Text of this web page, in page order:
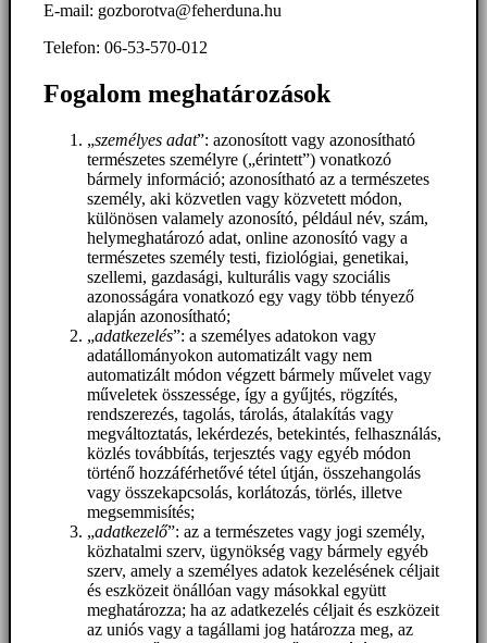
E-mail: gozborotva@feherduna.hu
Telefon: 06-53-570-012
Fogalom meghatározások
„személyes adat”: azonosított vagy azonosítható
természetes személyre („érintett”) vonatkozó
bármely információ; azonosítható az a természetes
személy, aki közvetlen vagy közvetett módon,
különösen valamely azonosító, például név, szám,
helymeghatározó adat, online azonosító vagy a
természetes személy testi, fiziológiai, genetikai,
szellemi, gazdasági, kulturális vagy szociális
azonosságára vonatkozó egy vagy több tényező
alapján azonosítható;
„adatkezelés”: a személyes adatokon vagy
adatállományokon automatizált vagy nem
automatizált módon végzett bármely művelet vagy
műveletek összessége, így a gyűjtés, rögzítés,
rendszerezés, tagolás, tárolás, átalakítás vagy
megváltoztatás, lekérdezés, betekintés, felhasználás,
közlés továbbítás, terjesztés vagy egyéb módon
történő hozzáférhetővé tétel útján, összehangolás
vagy összekapcsolás, korlátozás, törlés, illetve
megsemmisítés;
„adatkezelő”: az a természetes vagy jogi személy,
közhatalmi szerv, ügynökség vagy bármely egyéb
szerv, amely a személyes adatok kezelésének céljait
és eszközeit önállóan vagy másokkal együtt
meghatározza; ha az adatkezelés céljait és eszközeit
az uniós vagy a tagállami jog határozza meg, az